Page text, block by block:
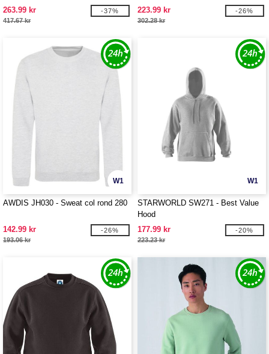
263.99 kr
417.67 kr
-37%
223.99 kr
302.28 kr
-26%
W1
AWDIS JH030 - Sweat col rond 280
142.99 kr
193.06 kr
-26%
W1
STARWORLD SW271 - Best Value
Hood
177.99 kr
223.23 kr
-20%